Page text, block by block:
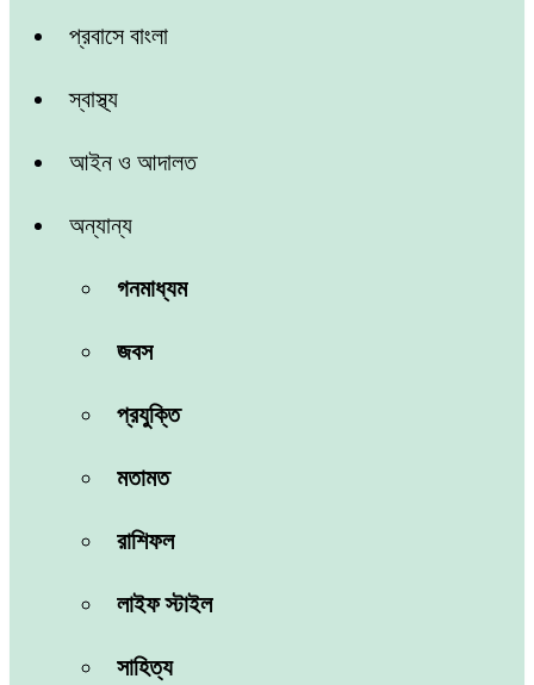
প্রবাসে বাংলা
স্বাস্থ্য
আইন ও আদালত
অন্যান্য
গনমাধ্যম
জবস
প্রযুক্তি
মতামত
রাশিফল
লাইফ স্টাইল
সাহিত্য